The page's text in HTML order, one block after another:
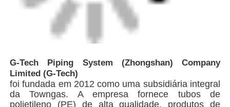
G-Tech Piping System (Zhongshan) Company
Limited (G-Tech)
foi fundada em 2012 como uma subsidiária integral
da Towngas. A empresa fornece tubos de
polietileno (PE) de alta qualidade, produtos de